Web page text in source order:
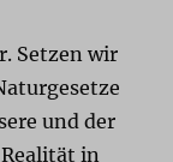
Setzen wir
und der
in